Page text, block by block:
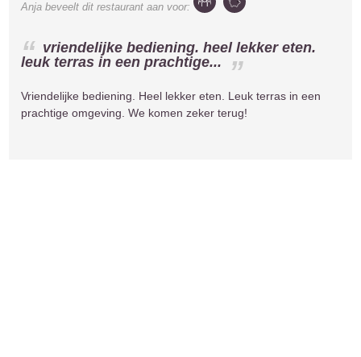
Anja beveelt dit restaurant aan voor:
vriendelijke bediening. heel lekker eten.
leuk terras in een prachtige...
Vriendelijke bediening. Heel lekker eten. Leuk terras in een
prachtige omgeving. We komen zeker terug!